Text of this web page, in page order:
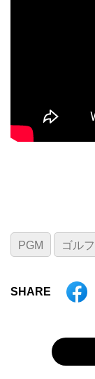
PGM ゴルフ
SHARE